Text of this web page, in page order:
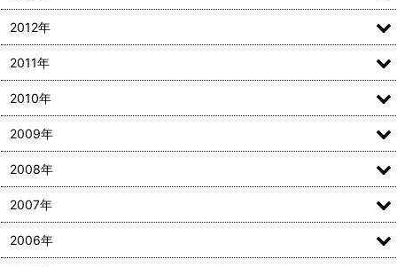
2012年
2011年
2010年
2009年
2008年
2007年
2006年